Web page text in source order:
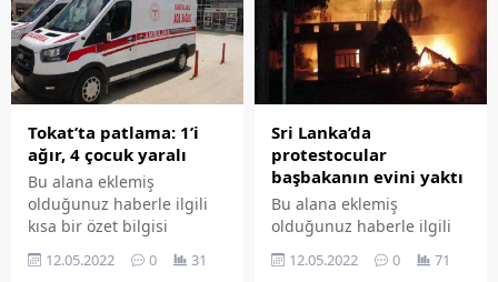
Tokat’ta patlama: 1’i
ağır, 4 çocuk yaralı
Bu alana eklemiş
olduğunuz haberle ilgili
kısa bir özet bilgisi
ekleyebilirsiniz. Bu metin
yazı düzenleme
12.05.2022 0 31
Sri Lanka’da
protestocular
başbakanın evini yaktı
Bu alana eklemiş
olduğunuz haberle ilgili
kısa bir özet bilgisi
ekleyebilirsiniz. Bu metin
12.05.2022 0 71